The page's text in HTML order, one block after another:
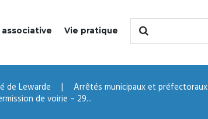
associative Vie pratique
de Lewarde
Arrêtés municipaux et préfectoraux
de voirie – 29...